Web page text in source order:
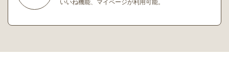
いいね機能、マイページが利用可能。